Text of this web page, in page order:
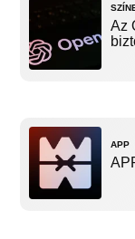
Az
APP